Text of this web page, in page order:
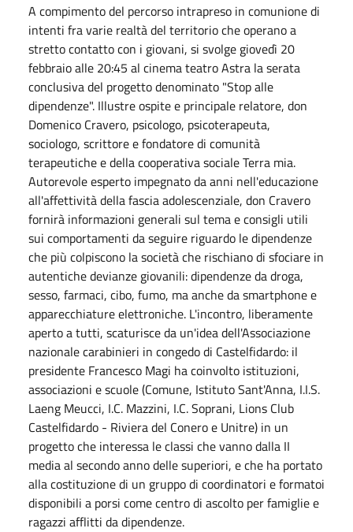
A compimento del percorso intrapreso in comunione di
intenti fra varie realtà del territorio che operano a
stretto contatto con i giovani, si svolge giovedì 20
febbraio alle 20:45 al cinema teatro Astra la serata
conclusiva del progetto denominato "Stop alle
dipendenze". Illustre ospite e principale relatore, don
Domenico Cravero, psicologo, psicoterapeuta,
sociologo, scrittore e fondatore di comunità
terapeutiche e della cooperativa sociale Terra mia.
Autorevole esperto impegnato da anni nell'educazione
all'affettività della fascia adolescenziale, don Cravero
fornirà informazioni generali sul tema e consigli utili
sui comportamenti da seguire riguardo le dipendenze
che più colpiscono la società che rischiano di sfociare in
autentiche devianze giovanili: dipendenze da droga,
sesso, farmaci, cibo, fumo, ma anche da smartphone e
apparecchiature elettroniche. L'incontro, liberamente
aperto a tutti, scaturisce da un'idea dell'Associazione
nazionale carabinieri in congedo di Castelfidardo: il
presidente Francesco Magi ha coinvolto istituzioni,
associazioni e scuole (Comune, Istituto Sant'Anna, I.I.S.
Laeng Meucci, I.C. Mazzini, I.C. Soprani, Lions Club
Castelfidardo - Riviera del Conero e Unitre) in un
progetto che interessa le classi che vanno dalla II
media al secondo anno delle superiori, e che ha portato
alla costituzione di un gruppo di coordinatori e formatoi
disponibili a porsi come centro di ascolto per famiglie e
ragazzi afflitti da dipendenze.